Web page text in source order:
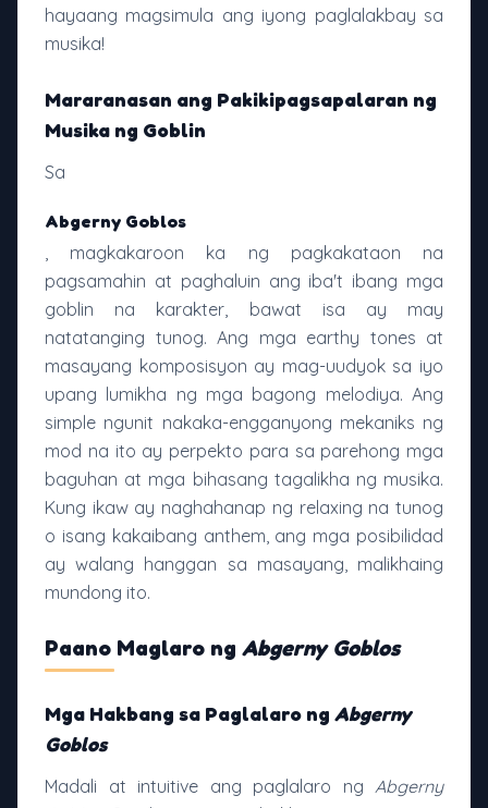
hayaang magsimula ang iyong paglalakbay sa
musika!
Mararanasan ang Pakikipagsapalaran ng
Musika ng Goblin
Sa
Abgerny Goblos
, magkakaroon ka ng pagkakataon na
pagsamahin at paghaluin ang iba't ibang mga
goblin na karakter, bawat isa ay may
natatanging tunog. Ang mga earthy tones at
masayang komposisyon ay mag-uudyok sa iyo
upang lumikha ng mga bagong melodiya. Ang
simple ngunit nakaka-engganyong mekaniks ng
mod na ito ay perpekto para sa parehong mga
baguhan at mga bihasang tagalikha ng musika.
Kung ikaw ay naghahanap ng relaxing na tunog
o isang kakaibang anthem, ang mga posibilidad
ay walang hanggan sa masayang, malikhaing
mundong ito.
Paano Maglaro ng Abgerny Goblos
Mga Hakbang sa Paglalaro ng Abgerny
Goblos
Madali at intuitive ang paglalaro ng Abgerny